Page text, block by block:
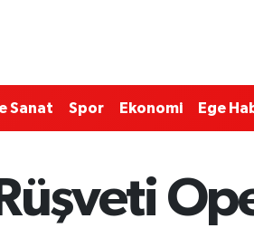
Sanat Spor Ekonomi Ege